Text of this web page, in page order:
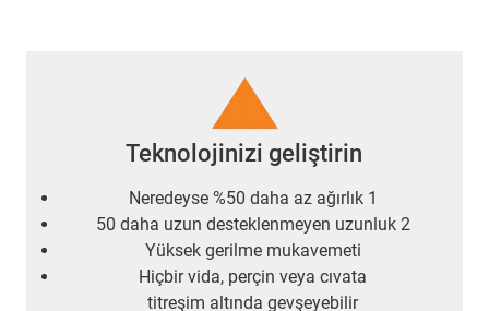
Teknolojinizi geliştirin
Neredeyse %50 daha az ağırlık 1
50 daha uzun desteklenmeyen uzunluk 2
Yüksek gerilme mukavemeti
Hiçbir vida, perçin veya cıvata
titreşim altında gevşeyebilir